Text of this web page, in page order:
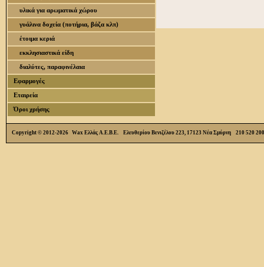
υλικά για αρωματικά χώρου
γυάλινα δοχεία (ποτήρια, βάζα κλπ)
έτοιμα κεριά
εκκλησιαστικά είδη
διαλύτες, παραφινέλαια
Εφαρμογές
Εταιρεία
Όροι χρήσης
Copyright © 2012-2026 Wax Ελλάς Α.Ε.Β.Ε. Ελευθερίου Βενιζέλου 223, 17123 Νέα Σμύρνη 210 520